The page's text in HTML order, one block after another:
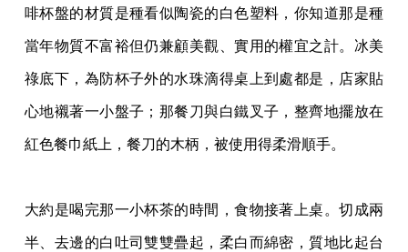
啡杯盤的材質是種看似陶瓷的白色塑料，你知道那是種
當年物質不富裕但仍兼顧美觀、實用的權宜之計。冰美
祿底下，為防杯子外的水珠滴得桌上到處都是，店家貼
心地襯著一小盤子；那餐刀與白鐵叉子，整齊地擺放在
紅色餐巾紙上，餐刀的木柄，被使用得柔滑順手。
大約是喝完那一小杯茶的時間，食物接著上桌。切成兩
半、去邊的白吐司雙雙疊起，柔白而綿密，質地比起台